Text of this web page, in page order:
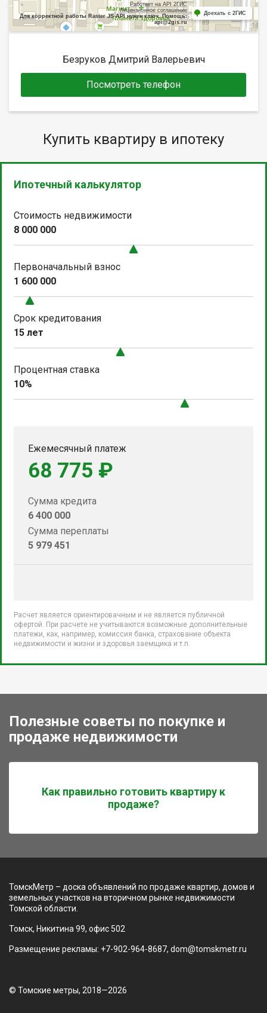
Работает на API 2ГИС
Лицензионное соглашение
Для корректной работы Raster JS API нужен ключ. Помощь:
api@2gis.ru
Доехать с 2ГИС
Безруков Дмитрий Валерьевич
Посмотреть телефон
Купить квартиру в ипотеку
Ипотечный калькулятор
Стоимость недвижимости
8 000 000
Первоначальный взнос
1 600 000
Срок кредитования
15 лет
Процентная ставка
10%
Ежемесячный платеж
68 775 ₽
Сумма кредита
6 400 000
Сумма переплаты
5 979 451
Расчет является ориентировачным и не является публичной
офертой. При расчете не учитываются возможные дополнительные
платежи, как, например, комиссия банка, страхование объекта
недвижимости и жизни и здоровья заемщика и т.п.
Полезные советы по покупке и
продаже недвижимости
Как правильно готовить квартиру к
продаже?
ТомскМетр – доска объявлений по продаже квартир, домов и
земельных участков на вторичном рынке недвижимости
Томской области.
Томск, Никитина 99, офис 502
Размещение рекламы: +7-902-964-8687, dom@tomskmetr.ru
© Томские метры, 2018—2026